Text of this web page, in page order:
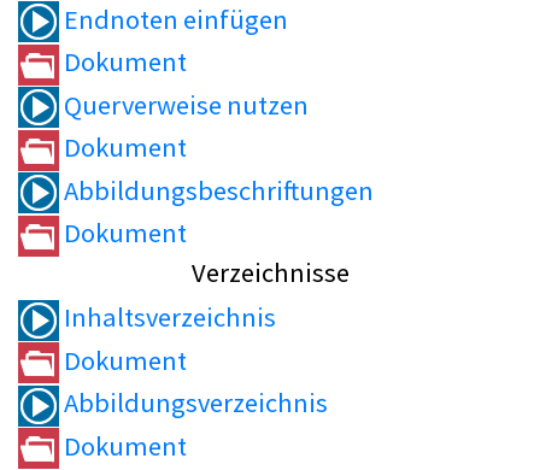
Endnoten einfügen
Dokument
Querverweise nutzen
Dokument
Abbildungsbeschriftungen
Dokument
Verzeichnisse
Inhaltsverzeichnis
Dokument
Abbildungsverzeichnis
Dokument